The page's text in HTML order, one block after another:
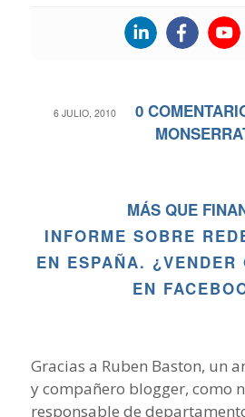
6 JULIO, 2010
/ 0 /
MÁS QUE
INFORME SOBRE
EN ESPAÑA. ¿VENDER
EN
Gracias a Ruben Baston, un
y compañero blogger, como
responsable de